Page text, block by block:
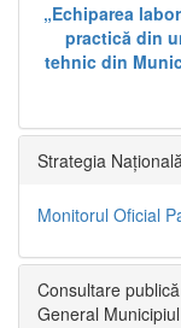
„Echiparea
practică din
tehnic din
Strategia
Monitorul Oficial
Consultare
General